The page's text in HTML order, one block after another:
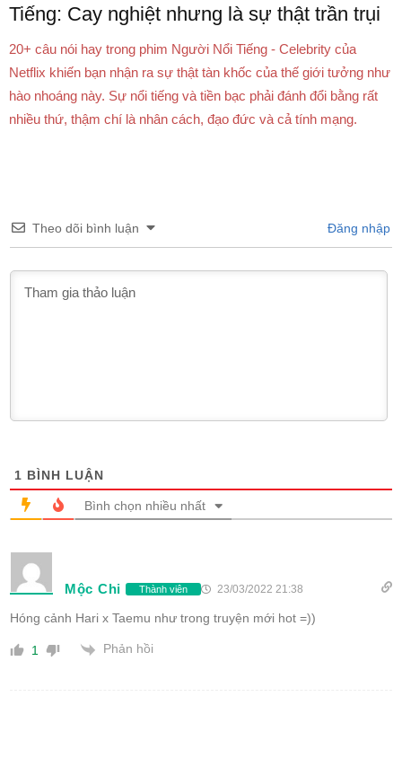
Tiếng: Cay nghiệt nhưng là sự thật trần trụi
20+ câu nói hay trong phim Người Nổi Tiếng - Celebrity của
Netflix khiến bạn nhận ra sự thật tàn khốc của thế giới tưởng như
hào nhoáng này. Sự nổi tiếng và tiền bạc phải đánh đổi bằng rất
nhiều thứ, thậm chí là nhân cách, đạo đức và cả tính mạng.
Theo dõi bình luận Đăng nhập
1 BÌNH LUẬN
Bình chọn nhiều nhất
Mộc Chi Thành viên 23/03/2022 21:38
Hóng cảnh Hari x Taemu như trong truyện mới hot =))
1 Phản hồi